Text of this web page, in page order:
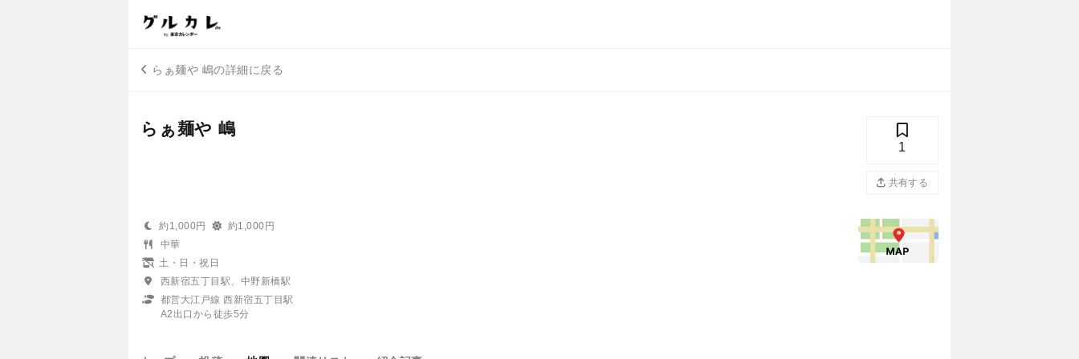
らぁ麺や 嶋の詳細に戻る
らぁ麺や 嶋
1
共有する
約1,000円
約1,000円
中華
土・日・祝日
西新宿五丁目駅、中野新橋駅
都営大江戸線 西新宿五丁目駅
A2出口から徒歩5分